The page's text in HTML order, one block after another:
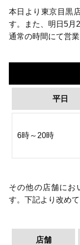
本日より東京目黒
す。また、明日5月
通常の時間にて営業
平日
6時～20時
その他の店舗にお
す。下記より改めて
店舗